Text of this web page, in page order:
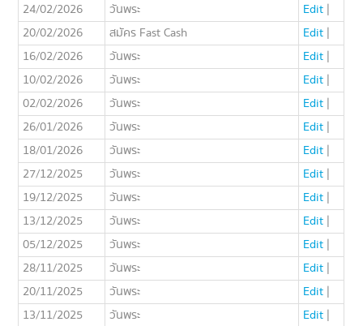
24/02/2026
วันพระ Edit |
20/02/2026
สมัคร Fast Cash Edit |
16/02/2026
วันพระ Edit |
10/02/2026
วันพระ Edit |
02/02/2026
วันพระ Edit |
26/01/2026
วันพระ Edit |
18/01/2026
วันพระ Edit |
27/12/2025
วันพระ Edit |
19/12/2025
วันพระ Edit |
13/12/2025
วันพระ Edit |
05/12/2025
วันพระ Edit |
28/11/2025
วันพระ Edit |
20/11/2025
วันพระ Edit |
13/11/2025
วันพระ Edit |